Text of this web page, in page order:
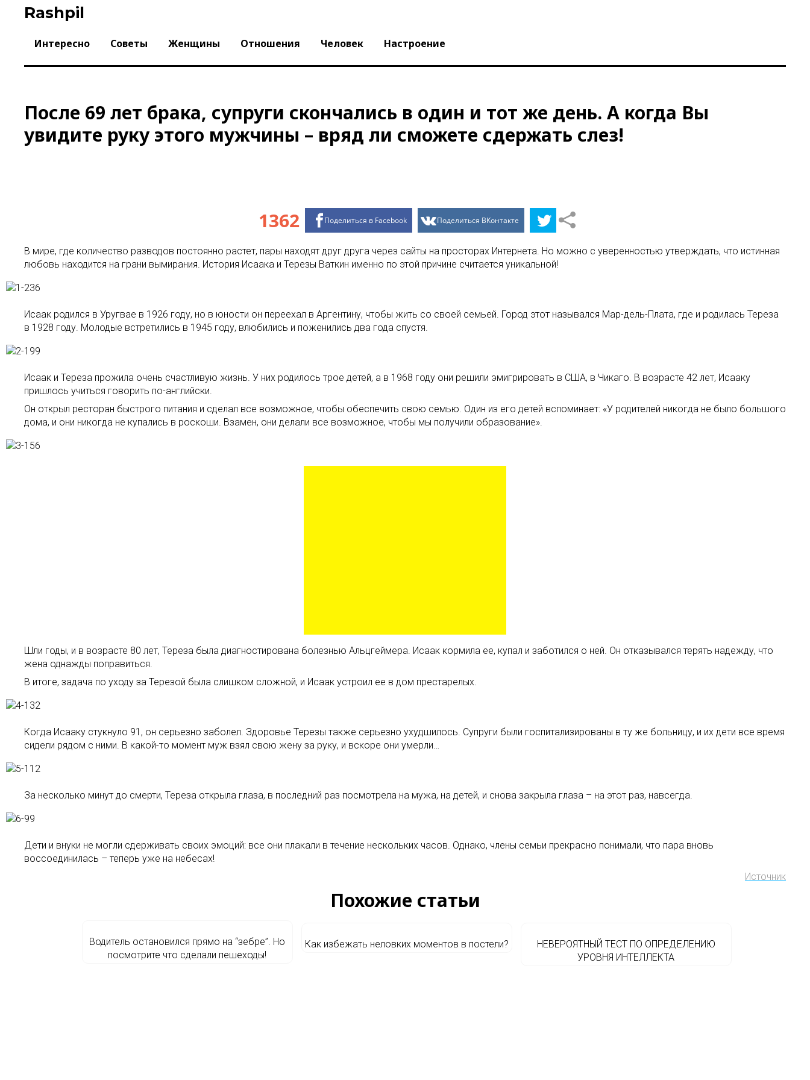
Rashpil
Интересно Советы Женщины Отношения Человек Настроение
После 69 лет брака, супруги скончались в один и тот же день. А когда Вы
увидите руку этого мужчины – вряд ли сможете сдержать слез!
1362 Поделиться в Facebook Поделиться ВКонтакте
В мире, где количество разводов постоянно растет, пары находят друг друга через сайты на просторах Интернета. Но можно с уверенностью утверждать, что истинная
любовь находится на грани вымирания. История Исаака и Терезы Ваткин именно по этой причине считается уникальной!
Исаак родился в Уругвае в 1926 году, но в юности он переехал в Аргентину, чтобы жить со своей семьей. Город этот назывался Мар-дель-Плата, где и родилась Тереза
в 1928 году. Молодые встретились в 1945 году, влюбились и поженились два года спустя.
Исаак и Тереза прожила очень счастливую жизнь. У них родилось трое детей, а в 1968 году они решили эмигрировать в США, в Чикаго. В возрасте 42 лет, Исааку
пришлось учиться говорить по-английски.
Он открыл ресторан быстрого питания и сделал все возможное, чтобы обеспечить свою семью. Один из его детей вспоминает: «У родителей никогда не было большого
дома, и они никогда не купались в роскоши. Взамен, они делали все возможное, чтобы мы получили образование».
Шли годы, и в возрасте 80 лет, Тереза была диагностирована болезнью Альцгеймера. Исаак кормила ее, купал и заботился о ней. Он отказывался терять надежду, что
жена однажды поправиться.
В итоге, задача по уходу за Терезой была слишком сложной, и Исаак устроил ее в дом престарелых.
Когда Исааку стукнуло 91, он серьезно заболел. Здоровье Терезы также серьезно ухудшилось. Супруги были госпитализированы в ту же больницу, и их дети все время
сидели рядом с ними. В какой-то момент муж взял свою жену за руку, и вскоре они умерли…
За несколько минут до смерти, Тереза открыла глаза, в последний раз посмотрела на мужа, на детей, и снова закрыла глаза – на этот раз, навсегда.
Дети и внуки не могли сдерживать своих эмоций: все они плакали в течение нескольких часов. Однако, члены семьи прекрасно понимали, что пара вновь
воссоединилась – теперь уже на небесах!
Источник
Похожие статьи
Водитель остановился прямо на “зебре”. Но
посмотрите что сделали пешеходы!
Как избежать неловких моментов в постели?
НЕВЕРОЯТНЫЙ ТЕСТ ПО ОПРЕДЕЛЕНИЮ
УРОВНЯ ИНТЕЛЛЕКТА